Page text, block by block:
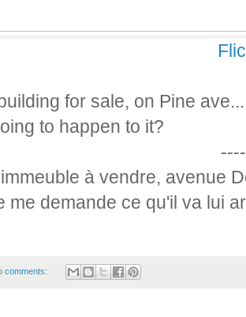
for sale, on Pine
to happen to it?
à vendre, avenue
me demande ce qu'il va lui
comments: